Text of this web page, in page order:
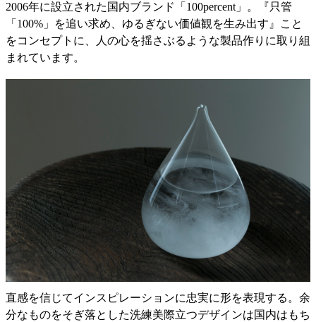
2006年に設立された国内ブランド「100percent」。『只管
「100%」を追い求め、ゆるぎない価値観を生み出す』こと
をコンセプトに、人の心を揺さぶるような製品作りに取り組
まれています。
直感を信じてインスピレーションに忠実に形を表現する。余
分なものをそぎ落とした洗練美際立つデザインは国内はもち